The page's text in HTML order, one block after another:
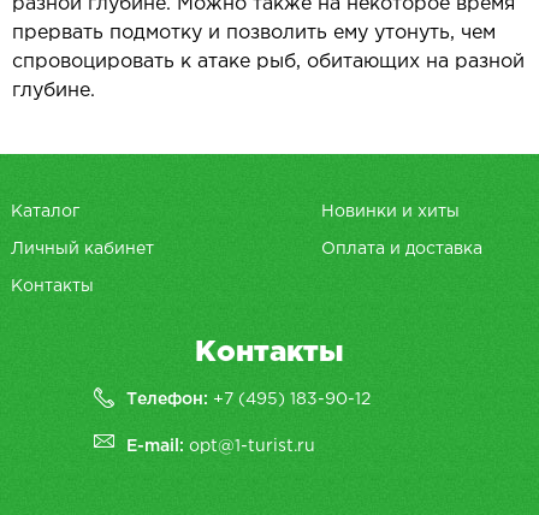
разной глубине. Можно также на некоторое время
прервать подмотку и позволить ему утонуть, чем
спровоцировать к атаке рыб, обитающих на разной
глубине.
Каталог Новинки и хиты
Личный кабинет Оплата и доставка
Контакты
Контакты
Телефон: +7 (495) 183-90-12
E-mail:opt@1-turist.ru